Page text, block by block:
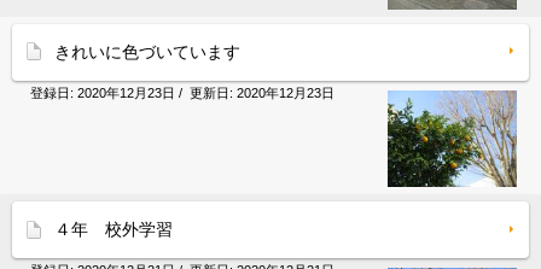
きれいに色づいています
登録日: 2020年12月23日 / 更新日: 2020年12月23日
４年 校外学習